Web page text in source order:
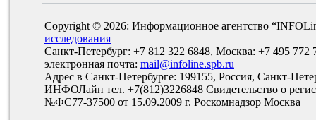
Copyright © 2026: Информационное агентство
исследования
Санкт-Петербург: +7 812 322 6848, Москва: +7 495 772
электронная почта: mail@infoline.spb.ru
Адрес в Санкт-Петербурге: 199155, Россия, Санкт-
ИНФОЛайн тел. +7(812)3226848 Свидетельство о
№ФС77-37500 от 15.09.2009 г. Роскомнадзор Москва